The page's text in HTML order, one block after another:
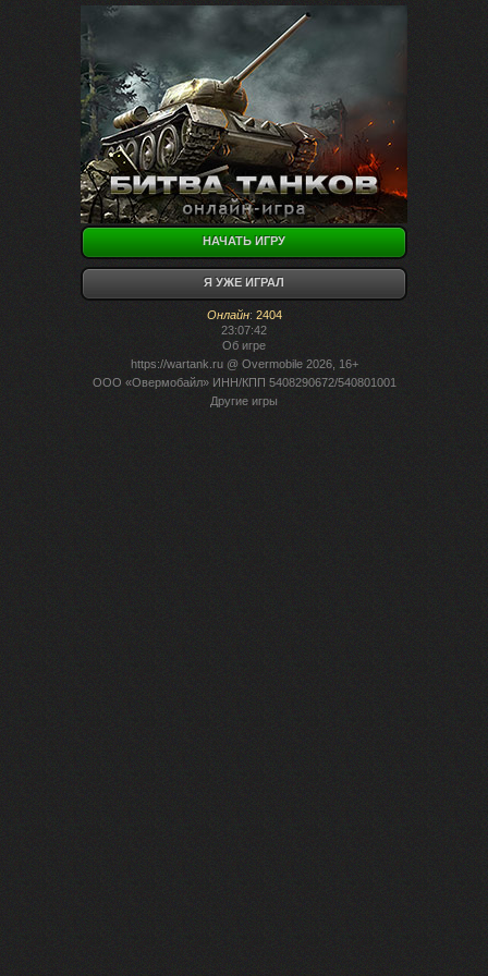
НАЧАТЬ ИГРУ
Я УЖЕ ИГРАЛ
Онлайн: 2404
23:07:42
Об игре
https://wartank.ru@ Overmobile 2026, 16+
ООО «Овермобайл» ИНН/КПП 5408290672/540801001
Другие игры